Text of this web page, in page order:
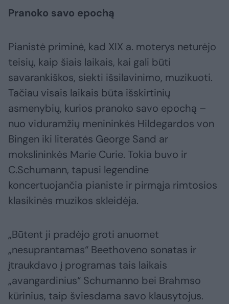
Pranoko savo epochą
Pianistė priminė, kad XIX a. moterys neturėjo
teisių, kaip šiais laikais, kai gali būti
savarankiškos, siekti išsilavinimo, muzikuoti.
Tačiau visais laikais būta išskirtinių
asmenybių, kurios pranoko savo epochą –
nuo viduramžių menininkės Hildegardos von
Bingen iki literatės George Sand ar
mokslininkės Marie Curie. Tokia buvo ir
C.Schumann, tapusi legendine
koncertuojančia pianiste ir pirmąja rimtosios
klasikinės muzikos skleidėja.
„Būtent ji pradėjo groti anuomet
„nesuprantamas“ Beethoveno sonatas ir
įtraukdavo į programas tais laikais
„avangardinius“ Schumanno bei Brahmso
kūrinius, taip šviesdama savo klausytojus.